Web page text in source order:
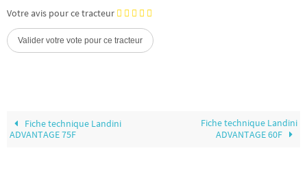
Votre avis pour ce tracteur
Fiche technique Landini
ADVANTAGE 75F
Fiche technique Landini
ADVANTAGE 60F